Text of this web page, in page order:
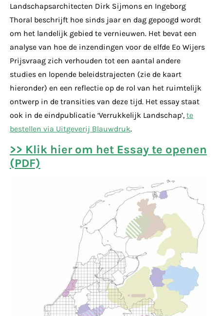
Landschapsarchitecten Dirk Sijmons en Ingeborg
Thoral beschrijft hoe sinds jaar en dag gepoogd wordt
om het landelijk gebied te vernieuwen. Het bevat een
analyse van hoe de inzendingen voor de elfde Eo Wijers
Prijsvraag zich verhouden tot een aantal andere
studies en lopende beleidstrajecten (zie de kaart
hieronder) en een reflectie op de rol van het ruimtelijk
ontwerp in de transities van deze tijd. Het essay staat
ook in de eindpublicatie ‘Verrukkelijk Landschap’, te
bestellen via Uitgeverij Blauwdruk.
>> Klik hier om het Essay te openen
(PDF)